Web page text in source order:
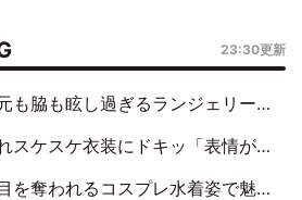
23:30更新
ー＆ビキニ姿を披露「なしこたそ最強」「セクシーでゴージャスで大きなボリューム」
ッ「表情が良過ぎる」「ねもちゃんの眼差しにドキドキが止まらない」
姿で魅了「群を抜く美しさと華やかさ」「えなこりんの千咲は破壊力がスゴい」